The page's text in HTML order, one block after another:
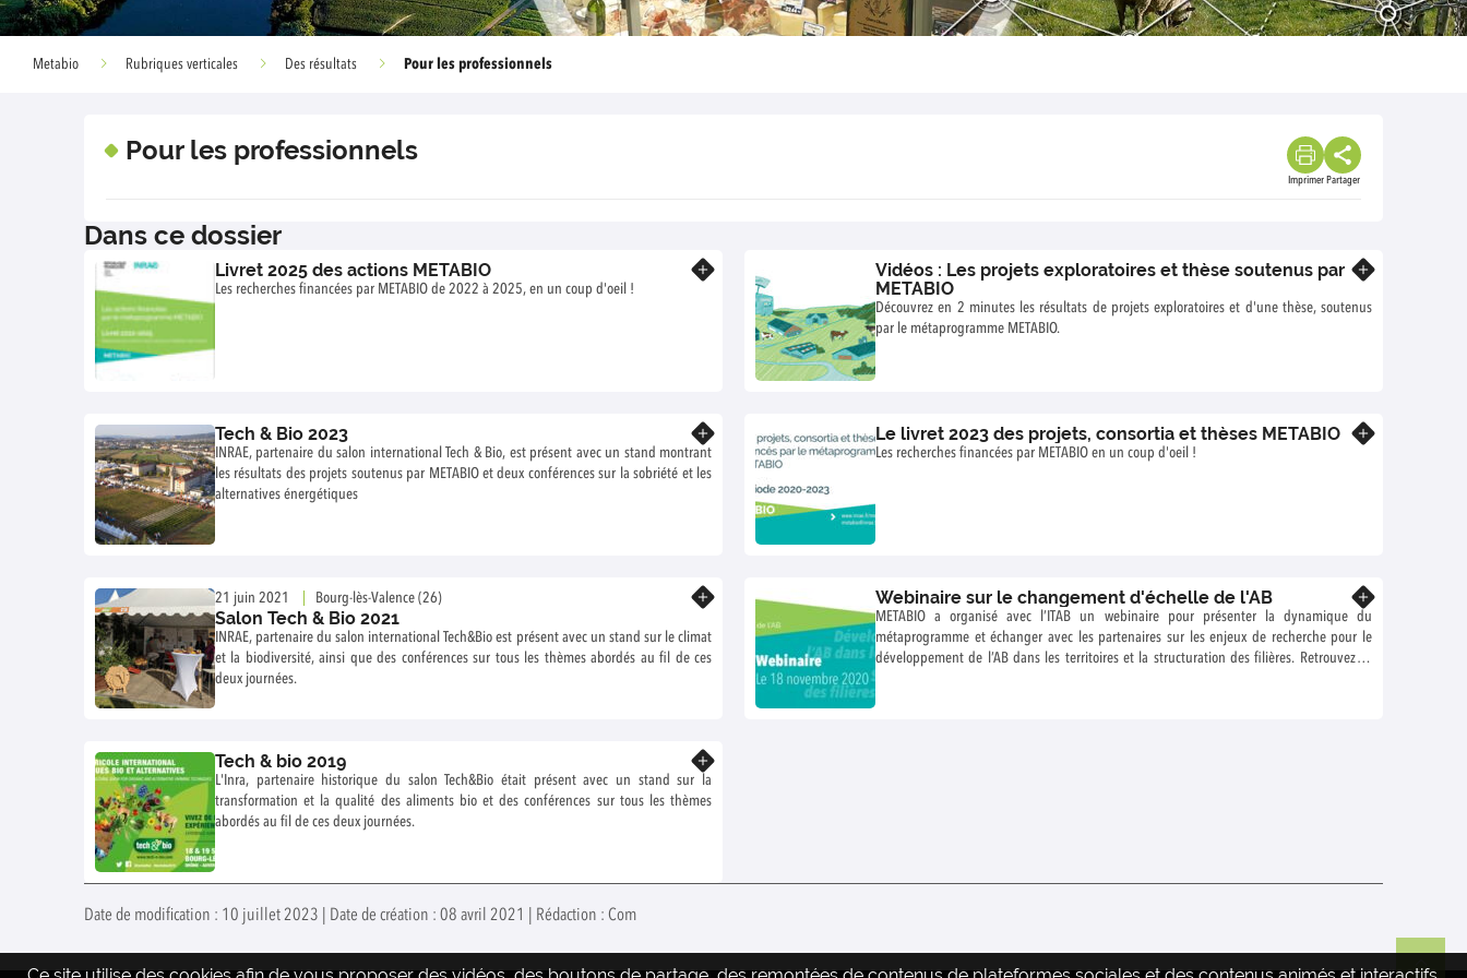
Metabio Rubriques verticales Des résultats Pour les professionnels
Pour les professionnels
Imprimer Partager
Dans ce dossier
Livret 2025 des actions METABIO
Les recherches financées par METABIO de 2022 à 2025, en un coup d'oeil !
Vidéos : Les projets exploratoires et thèse soutenus par
METABIO
Découvrez en 2 minutes les résultats de projets exploratoires et d'une thèse, soutenus
par le métaprogramme METABIO.
Tech & Bio 2023
INRAE, partenaire du salon international Tech & Bio, est présent avec un stand montrant
les résultats des projets soutenus par METABIO et deux conférences sur la sobriété et les
alternatives énergétiques
Le livret 2023 des projets, consortia et thèses METABIO
Les recherches financées par METABIO en un coup d'oeil !
21 juin 2021 Bourg-lès-Valence (26)
Salon Tech & Bio 2021
INRAE, partenaire du salon international Tech&Bio est présent avec un stand sur le climat
et la biodiversité, ainsi que des conférences sur tous les thèmes abordés au fil de ces
deux journées.
Webinaire sur le changement d'échelle de l'AB
METABIO a organisé avec l’ITAB un webinaire pour présenter la dynamique du
métaprogramme et échanger avec les partenaires sur les enjeux de recherche pour le
développement de l’AB dans les territoires et la structuration des filières. Retrouvez ici
Tech & bio 2019
L'Inra, partenaire historique du salon Tech&Bio était présent avec un stand sur la
transformation et la qualité des aliments bio et des conférences sur tous les thèmes
abordés au fil de ces deux journées.
Date de modification : 10 juillet 2023 | Date de création : 08 avril 2021 | Rédaction : Com